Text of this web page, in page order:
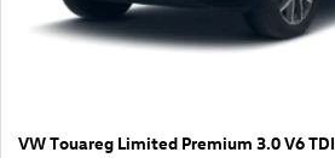
VW Touareg Limited Premium 3.0 V6 TDI